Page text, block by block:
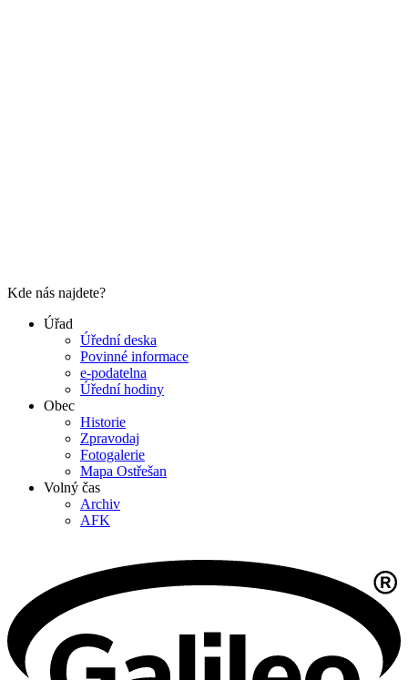
Kde nás najdete?
Úřad
Úřední deska
Povinné informace
e-podatelna
Úřední hodiny
Obec
Historie
Zpravodaj
Fotogalerie
Mapa Ostřešan
Volný čas
Archiv
AFK